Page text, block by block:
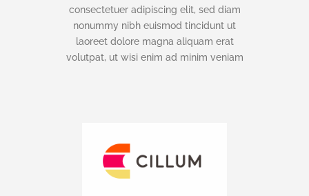
consectetuer adipiscing elit, sed diam
nonummy nibh euismod tincidunt ut
laoreet dolore magna aliquam erat
volutpat, ut wisi enim ad minim veniam